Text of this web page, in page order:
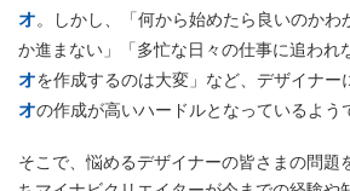
オ。しかし、「何から始めたら良いのかわ
か進まない」「多忙な日々の仕事に追われ
オを作成するのは大変」など、デザイナー
オの作成が高いハードルとなっているよう
そこで、悩めるデザイナーの皆さまの問題